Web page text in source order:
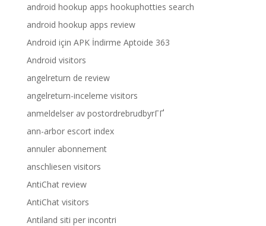
android hookup apps hookuphotties search
android hookup apps review
Android için APK İndirme Aptoide 363
Android visitors
angelreturn de review
angelreturn-inceleme visitors
anmeldelser av postordrebrudbyrГҐ
ann-arbor escort index
annuler abonnement
anschliesen visitors
AntiChat review
AntiChat visitors
Antiland siti per incontri